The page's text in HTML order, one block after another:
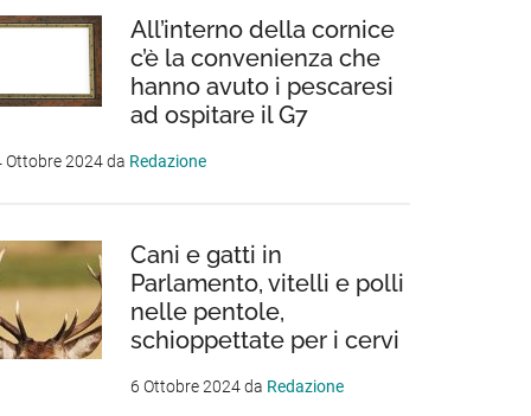
All’interno della cornice
c’è la convenienza che
hanno avuto i pescaresi
ad ospitare il G7
Ottobre 2024da Redazione
Cani e gatti in
Parlamento, vitelli e polli
nelle pentole,
schioppettate per i cervi
6 Ottobre 2024da Redazione